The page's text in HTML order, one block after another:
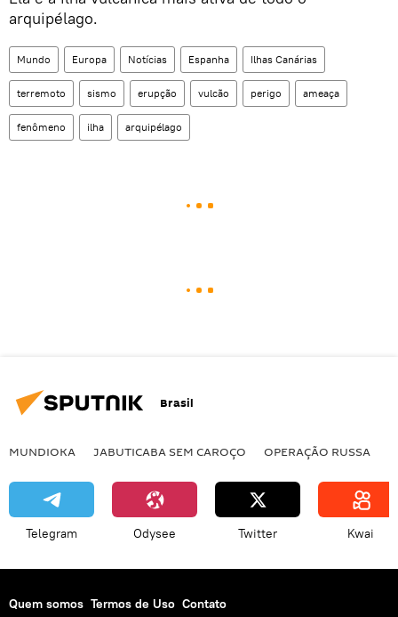
arquipélago.
Mundo Europa Notícias Espanha Ilhas Canárias
terremoto sismo erupção vulcão perigo ameaça
fenômeno ilha arquipélago
Brasil
MUNDIOKA JABUTICABA SEM CAROÇO OPERAÇÃO RUSSA
Telegram Odysee Twitter Kwai
Quem somos Termos de Uso Contato